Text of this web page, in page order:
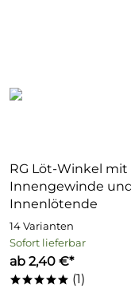
RG Löt-Winkel mit
Innengewinde und
Innenlötende
14 Varianten
Sofort lieferbar
ab 2,40 €*
***** (1)